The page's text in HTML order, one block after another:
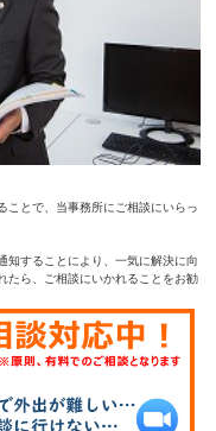
ことで、当事務所にご相談にいらっ
知することにより、一気に解決に向
たら、ご相談にいかれることをお勧